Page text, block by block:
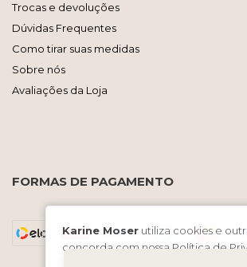
Karine Moser utiliza cookies e
concorda com nossa Política de
Trocas e devoluções
Dúvidas Frequentes
Como tirar suas medidas
Sobre nós
Avaliações da Loja
FORMAS DE PAGAMENTO